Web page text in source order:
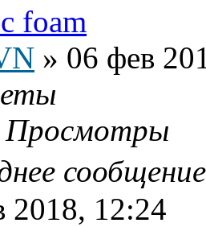
foam
» 06 фев
Просмотры
2018, 12:24